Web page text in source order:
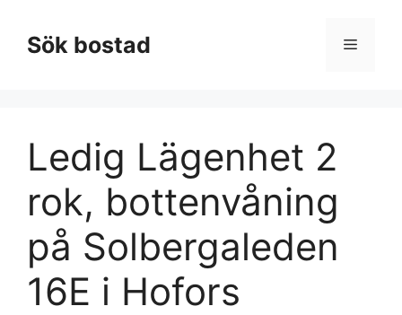
innehållSök bostad Meny
Ledig Lägenhet 2
rok, bottenvåning
på Solbergaleden
16E i Hofors